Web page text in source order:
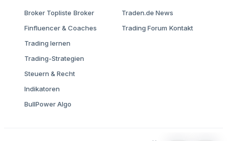
Broker Topliste Broker
Finfluencer & Coaches
Trading lernen
Trading-Strategien
Steuern & Recht
Indikatoren
BullPower Algo
Traden.de News
Trading Forum Kontakt